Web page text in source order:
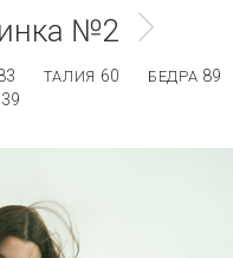
№2
ТАЛИЯ 60 БЕДРА 89
39